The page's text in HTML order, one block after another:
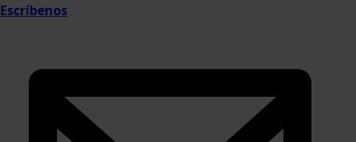
Escríbenos